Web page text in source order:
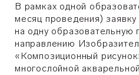
В рамках одной
месяц проведения)
на одну образовательную
направлению
«Композиционный
многослойной